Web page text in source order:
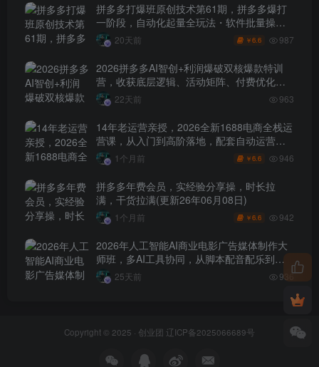
拼多多打爆班原创技术第61期，拼多多爆打
一阶段，自动化起量全玩法・软件批量操
作・投产优化・大促矩阵实战课
20天前 ￥6.6 987
2026拼多多AI智创+利润爆破双核爆款特训
营，收获底层逻辑、活动矩阵、付费优化、
0-1打爆SOP
22天前 963
14年老运营亲授，2026全新1688电商全栈运
营课，从入门到高阶落地，配套自动运营表
+工具包+直播诊断等
1个月前 ￥6.6 946
拼多多年费会员，实经验分享操，时长拉
满，干货拉满(更新26年06月08日)
1个月前 ￥6.6 942
2026年人工智能AI商业电影广告媒体制作大
师班，多AI工具协同，从脚本配音配乐到电
影级短片、品牌广告全流程实战（中英字
幕）
25天前 936
Copyright © 2025 · 创业团 辽ICP备2025066689号